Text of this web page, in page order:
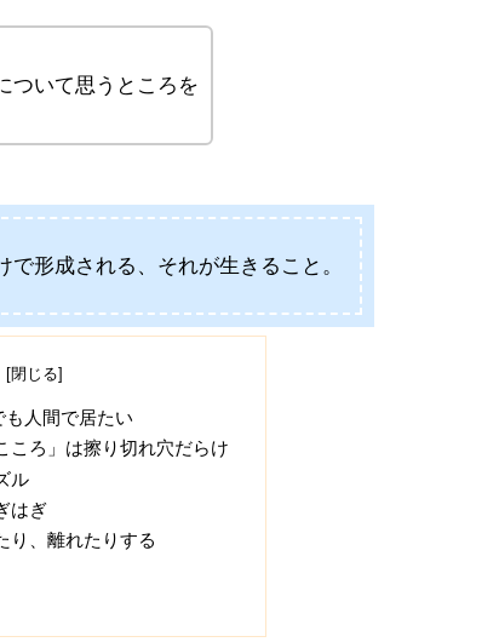
ついて思うところを
形成される、それが生きること。
人間で居たい
ころ」は擦り切れ穴だらけ
ル
はぎ
り、離れたりする